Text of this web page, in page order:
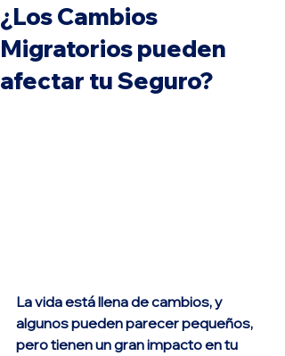
¿Los Cambios
Migratorios pueden
afectar tu Seguro?
La vida está llena de cambios, y
algunos pueden parecer pequeños,
pero tienen un gran impacto en tu